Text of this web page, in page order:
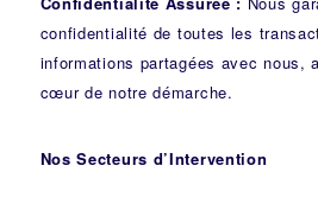
confidentialité de toutes les
informations partagées avec nous,
cœur de notre démarche.
Nos Secteurs d’Intervention